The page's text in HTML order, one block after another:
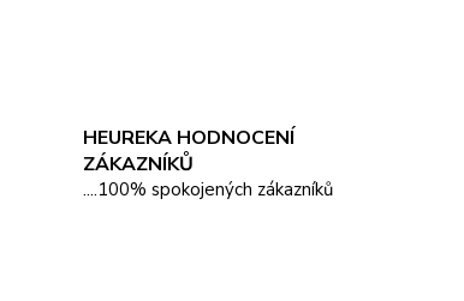
HEUREKA HODNOCENÍ
ZÁKAZNÍKŮ
....100% spokojených zákazníků